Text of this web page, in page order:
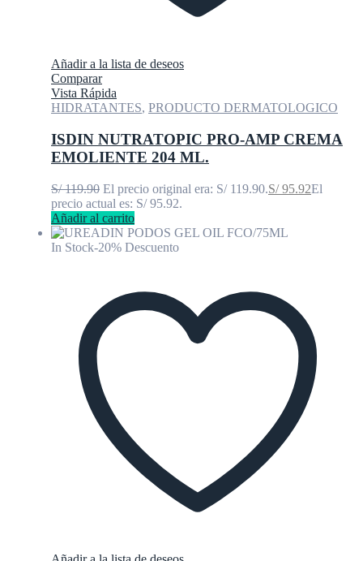
Añadir a la lista de deseos
Comparar
Vista Rápida
HIDRATANTES, PRODUCTO DERMATOLOGICO
ISDIN NUTRATOPIC PRO-AMP CREMA
EMOLIENTE 204 ML.
S/119.90 El precio original era: S/ 119.90.S/95.92El
precio actual es: S/ 95.92.
Añadir al carrito
In Stock-20% Descuento